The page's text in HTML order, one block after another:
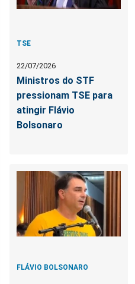
TSE
22/07/2026
Ministros do STF
pressionam TSE para
atingir Flávio
Bolsonaro
FLÁVIO BOLSONARO